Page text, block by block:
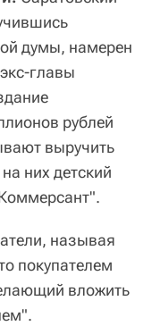
думы, намерен
главы
рублей
выручить
них детский
называя
покупателем
вложить